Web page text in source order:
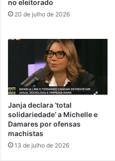
no eleitorado
20 de julho de 2026
Janja declara ‘total
solidariedade’ a Michelle e
Damares por ofensas
machistas
13 de julho de 2026